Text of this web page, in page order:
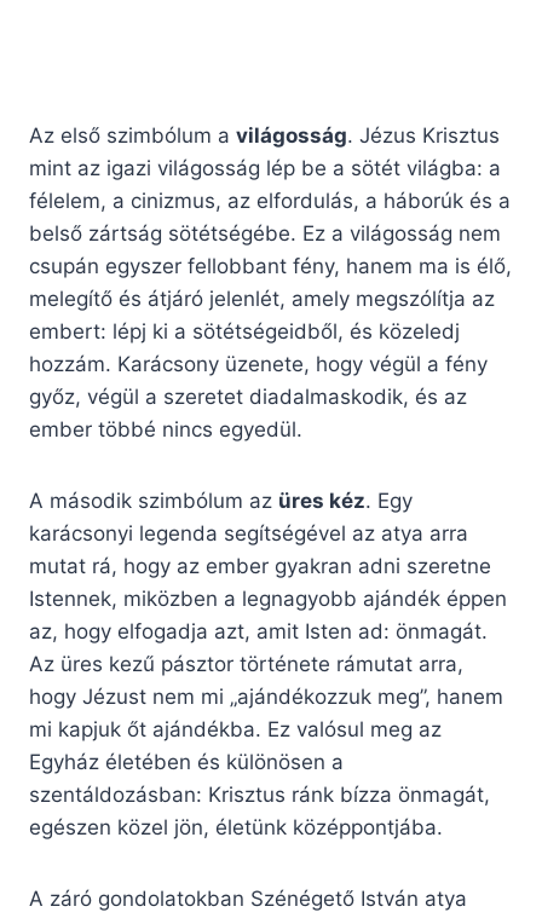
Az első szimbólum a világosság. Jézus Krisztus
mint az igazi világosság lép be a sötét világba: a
félelem, a cinizmus, az elfordulás, a háborúk és a
belső zártság sötétségébe. Ez a világosság nem
csupán egyszer fellobbant fény, hanem ma is élő,
melegítő és átjáró jelenlét, amely megszólítja az
embert: lépj ki a sötétségeidből, és közeledj
hozzám. Karácsony üzenete, hogy végül a fény
győz, végül a szeretet diadalmaskodik, és az
ember többé nincs egyedül.
A második szimbólum az üres kéz. Egy
karácsonyi legenda segítségével az atya arra
mutat rá, hogy az ember gyakran adni szeretne
Istennek, miközben a legnagyobb ajándék éppen
az, hogy elfogadja azt, amit Isten ad: önmagát.
Az üres kezű pásztor története rámutat arra,
hogy Jézust nem mi „ajándékozzuk meg”, hanem
mi kapjuk őt ajándékba. Ez valósul meg az
Egyház életében és különösen a
szentáldozásban: Krisztus ránk bízza önmagát,
egészen közel jön, életünk középpontjába.
A záró gondolatokban Szénégető István atya